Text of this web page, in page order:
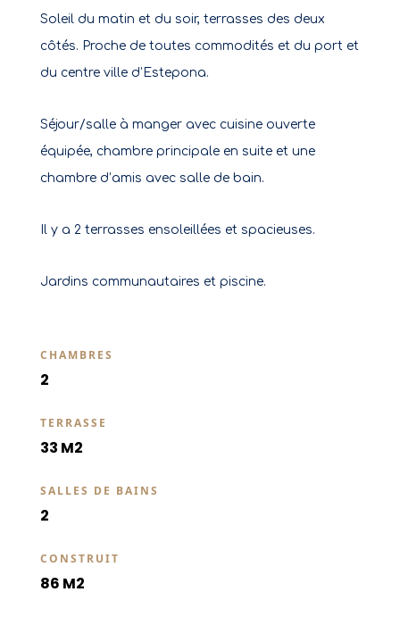
Soleil du matin et du soir, terrasses des deux
côtés. Proche de toutes commodités et du port et
du centre ville d’Estepona.
Séjour/salle à manger avec cuisine ouverte
équipée, chambre principale en suite et une
chambre d’amis avec salle de bain.
Il y a 2 terrasses ensoleillées et spacieuses.
Jardins communautaires et piscine.
CHAMBRES
2
TERRASSE
33 M2
SALLES DE BAINS
2
CONSTRUIT
86 M2